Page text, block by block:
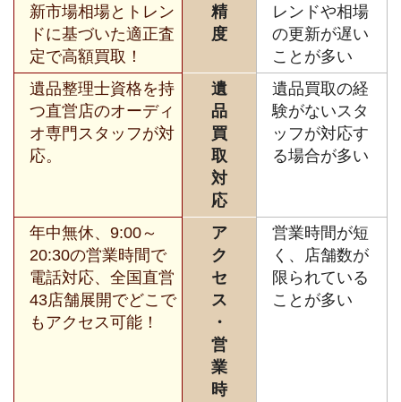
新市場相場とトレン
ドに基づいた適正査
定で高額買取！
精
度
レンドや相場
の更新が遅い
ことが多い
遺品整理士資格を持
つ直営店のオーディ
オ専門スタッフが対
応。
遺
品
買
取
対
応
遺品買取の経
験がないスタ
ッフが対応す
る場合が多い
年中無休、9:00～
20:30の営業時間で
電話対応、全国直営
43店舗展開でどこで
もアクセス可能！
ア
ク
セ
ス
・
営
業
時
営業時間が短
く、店舗数が
限られている
ことが多い